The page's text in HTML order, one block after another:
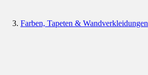
Farben, Tapeten & Wandverkleidungen